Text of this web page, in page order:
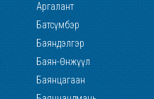
Аргалант
Батсүмбэр
Баяндэлгэр
Баян-Өнжүүл
Баянцагаан